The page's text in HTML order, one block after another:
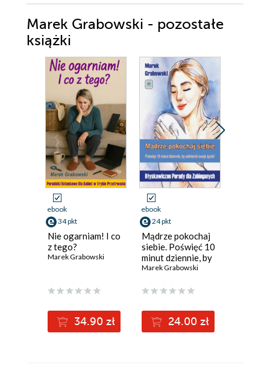
Marek Grabowski - pozostałe
książki
ebook
34 pkt
Nie ogarniam! I co
z tego?
Marek Grabowski
34.90 zł
ebook
24 pkt
Mądrze pokochaj
siebie. Poświęć 10
minut dziennie, by
odmienić swoje
Marek Grabowski
24.00 zł